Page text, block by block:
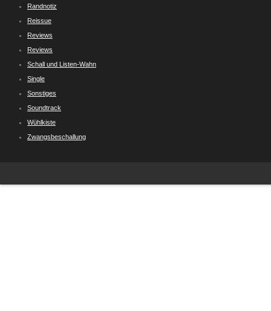
Randnotiz
Reissue
Reviews
Reviews
Schall und Listen-Wahn
Single
Sonstiges
Soundtrack
Wühlkiste
Zwangsbeschallung